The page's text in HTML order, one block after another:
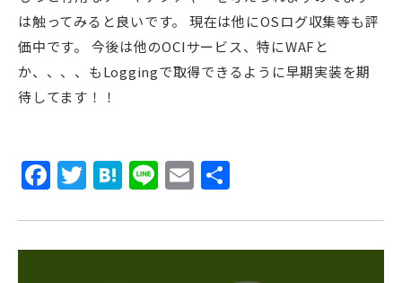
は触ってみると良いです。 現在は他にOSログ収集等も評
価中です。 今後は他のOCIサービス、特にWAFと
か、、、、もLoggingで取得できるように早期実装を期
待してます！！
Facebook
Twitter
Hatena
LineEmail